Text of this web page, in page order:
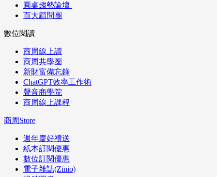
圓桌趨勢論壇
百大顧問團
數位閱讀
商周線上讀
商周共學圈
新財富備忘錄
ChatGPT效率工作術
聲音商學院
商周線上課程
商周Store
週年慶好禮送
紙本訂閱優惠
數位訂閱優惠
電子雜誌(Zinio)